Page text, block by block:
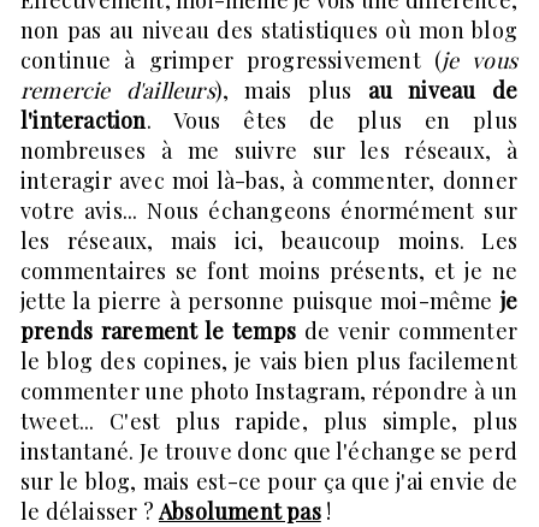
non pas au niveau des statistiques où mon blog
continue à grimper progressivement (je vous
remercie d'ailleurs), mais plus au niveau de
l'interaction. Vous êtes de plus en plus
nombreuses à me suivre sur les réseaux, à
interagir avec moi là-bas, à commenter, donner
votre avis... Nous échangeons énormément sur
les réseaux, mais ici, beaucoup moins. Les
commentaires se font moins présents, et je ne
jette la pierre à personne puisque moi-même je
prends rarement le temps de venir commenter
le blog des copines, je vais bien plus facilement
commenter une photo Instagram, répondre à un
tweet... C'est plus rapide, plus simple, plus
instantané. Je trouve donc que l'échange se perd
sur le blog, mais est-ce pour ça que j'ai envie de
le délaisser ? Absolument pas!